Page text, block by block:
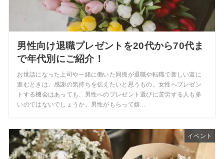
男性向け退職プレゼントを20代から70代ま
で年代別にご紹介！
お世話になった上司や一緒に働いた同僚が退職や転職で新しい道に
進むときは、感謝の気持ちを伝えたいと思うもの。女性へプレゼン
トする機会はあっても、男性へのプレゼント選びに苦労する人も多
いのではないでしょうか。男性がもらって嬉...
イベント